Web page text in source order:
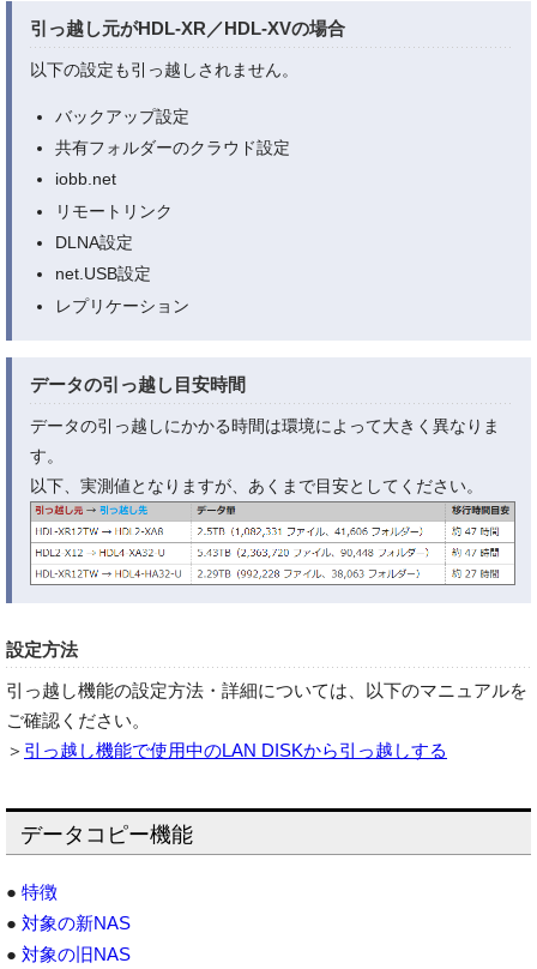
引っ越し元がHDL-XR／HDL-XVの場合
以下の設定も引っ越しされません。
バックアップ設定
共有フォルダーのクラウド設定
iobb.net
リモートリンク
DLNA設定
net.USB設定
レプリケーション
データの引っ越し目安時間
データの引っ越しにかかる時間は環境によって大きく異なりま
す。
以下、実測値となりますが、あくまで目安としてください。
設定方法
引っ越し機能の設定方法・詳細については、以下のマニュアルを
ご確認ください。
＞ 引っ越し機能で使用中のLAN DISKから引っ越しする
データコピー機能
● 特徴
● 対象の新NAS
● 対象の旧NAS